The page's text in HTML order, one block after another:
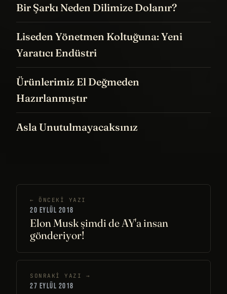
Bir Şarkı Neden Dilimize Dolanır?
Liseden Yönetmen Koltuğuna: Yeni
Yaratıcı Endüstri
Ürünlerimiz El Değmeden
Hazırlanmıştır
Asla Unutulmayacaksınız
← ÖNCEKI YAZI
20 EYLÜL 2018
Elon Musk şimdi de AY'a insan
gönderiyor!
SONRAKI YAZI →
27 EYLÜL 2018